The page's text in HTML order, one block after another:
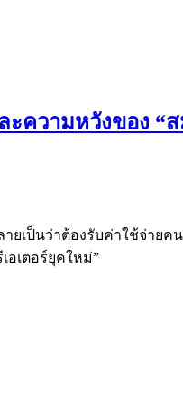
ามหวังของ “ส
เป็นว่าต้องรับค่าใช้จ่าย
อเตอร์ยุคใหม่”